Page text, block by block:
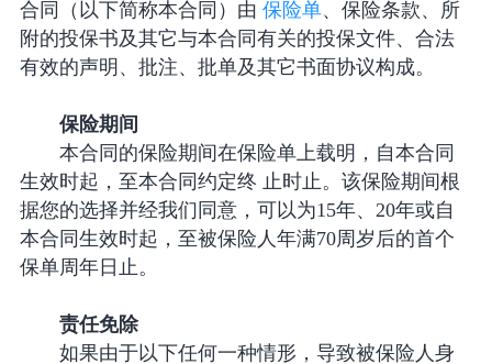
合同（以下简称本合同）由 保险单、保险条款、所
附的投保书及其它与本合同有关的投保文件、合法
有效的声明、批注、批单及其它书面协议构成。
保险期间
本合同的保险期间在保险单上载明，自本合同
生效时起，至本合同约定终 止时止。该保险期间根
据您的选择并经我们同意，可以为15年、20年或自
本合同生效时起，至被保险人年满70周岁后的首个
保单周年日止。
责任免除
如果由于以下任何一种情形，导致被保险人身